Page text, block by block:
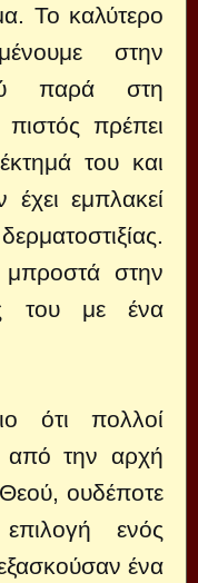
Το καλύτερο
στην
παρά στη
πρέπει
του και
έχει εμπλακεί
στην
του με ένα
ότι πολλοί
από την αρχή
ουδέποτε
ενός
ένα